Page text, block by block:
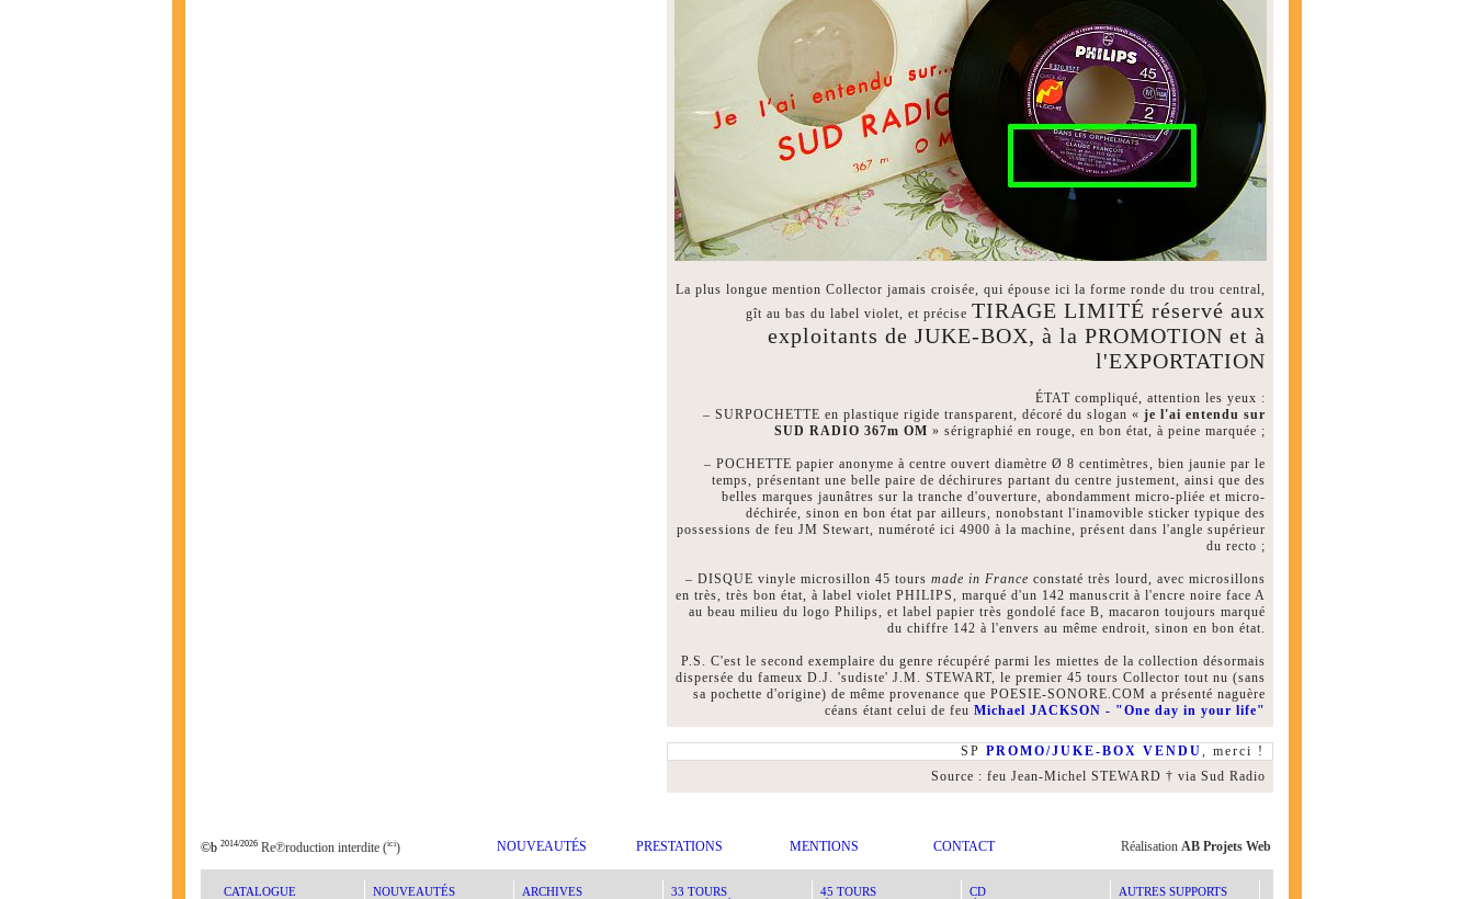
La plus longue mention Collector jamais croisée, qui épouse ici la forme ronde du trou central,
gît au bas du label violet, et précise TIRAGE LIMITÉ réservé aux
exploitants de JUKE-BOX, à la PROMOTION et à
l'EXPORTATION
ÉTAT compliqué, attention les yeux :
– SURPOCHETTE en plastique rigide transparent, décoré du slogan « je l'ai entendu sur
SUD RADIO 367m OM » sérigraphié en rouge, en bon état, à peine marquée ;
– POCHETTE papier anonyme à centre ouvert diamètre Ø 8 centimètres, bien jaunie par le
temps, présentant une belle paire de déchirures partant du centre justement, ainsi que des
belles marques jaunâtres sur la tranche d'ouverture, abondamment micro-pliée et micro-
déchirée, sinon en bon état par ailleurs, nonobstant l'inamovible sticker typique des
possessions de feu JM Stewart, numéroté ici 4900 à la machine, présent dans l'angle supérieur
du recto ;
– DISQUE vinyle microsillon 45 tours made in France constaté très lourd, avec microsillons
en très, très bon état, à label violet PHILIPS, marqué d'un 142 manuscrit à l'encre noire face A
au beau milieu du logo Philips, et label papier très gondolé face B, macaron toujours marqué
du chiffre 142 à l'envers au même endroit, sinon en bon état.
P.S. C'est le second exemplaire du genre récupéré parmi les miettes de la collection désormais
dispersée du fameux D.J. 'sudiste' J.M. STEWART, le premier 45 tours Collector tout nu (sans
sa pochette d'origine) de même provenance que POESIE-SONORE.COM a présenté naguère
céans étant celui de feu Michael JACKSON - "One day in your life"
SP PROMO/JUKE-BOX VENDU, merci !
Source : feu Jean-Michel STEWARD † via Sud Radio
©b 2014/2026 Re℗roduction interdite (ici) NOUVEAUTÉS PRESTATIONS MENTIONS CONTACT Réalisation AB Projets Web
CATALOGUE NOUVEAUTÉS ARCHIVES 33 TOURS 45 TOURS CD AUTRES SUPPORTS